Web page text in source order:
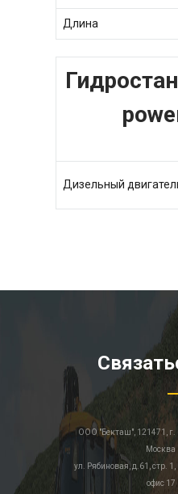
Длина
Дизельный
ООО "Бекташ", 121471, г.
Москва
ул. Рябиновая, д.61, стр. 1,
офис 17